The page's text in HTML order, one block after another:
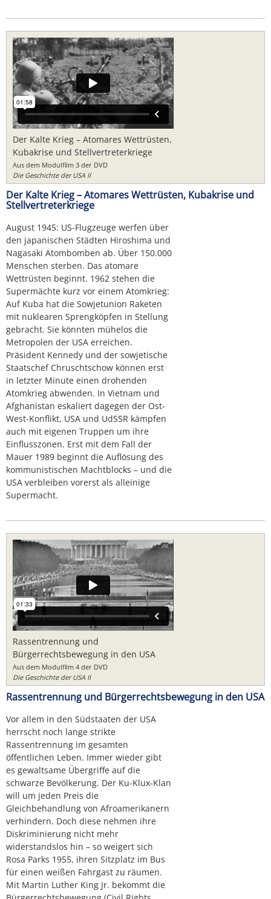
Der Kalte Krieg – Atomares Wettrüsten,
Kubakrise und Stellvertreterkriege
Aus dem Modulfilm 3 der DVD
Die Geschichte der USA II
Der Kalte Krieg – Atomares Wettrüsten, Kubakrise und
Stellvertreterkriege
August 1945: US-Flugzeuge werfen über
den japanischen Städten Hiroshima und
Nagasaki Atombomben ab. Über 150.000
Menschen sterben. Das atomare
Wettrüsten beginnt. 1962 stehen die
Supermächte kurz vor einem Atomkrieg:
Auf Kuba hat die Sowjetunion Raketen
mit nuklearen Sprengköpfen in Stellung
gebracht. Sie könnten mühelos die
Metropolen der USA erreichen.
Präsident Kennedy und der sowjetische
Staatschef Chruschtschow können erst
in letzter Minute einen drohenden
Atomkrieg abwenden. In Vietnam und
Afghanistan eskaliert dagegen der Ost-
West-Konflikt, USA und UdSSR kämpfen
auch mit eigenen Truppen um ihre
Einflusszonen. Erst mit dem Fall der
Mauer 1989 beginnt die Auflösung des
kommunistischen Machtblocks – und die
USA verbleiben vorerst als alleinige
Supermacht.
Rassentrennung und
Bürgerrechtsbewegung in den USA
Aus dem Modulfilm 4 der DVD
Die Geschichte der USA II
Rassentrennung und Bürgerrechtsbewegung in den USA
Vor allem in den Südstaaten der USA
herrscht noch lange strikte
Rassentrennung im gesamten
öffentlichen Leben. Immer wieder gibt
es gewaltsame Übergriffe auf die
schwarze Bevölkerung. Der Ku-Klux-Klan
will um jeden Preis die
Gleichbehandlung von Afroamerikanern
verhindern. Doch diese nehmen ihre
Diskriminierung nicht mehr
widerstandslos hin – so weigert sich
Rosa Parks 1955, ihren Sitzplatz im Bus
für einen weißen Fahrgast zu räumen.
Mit Martin Luther King Jr. bekommt die